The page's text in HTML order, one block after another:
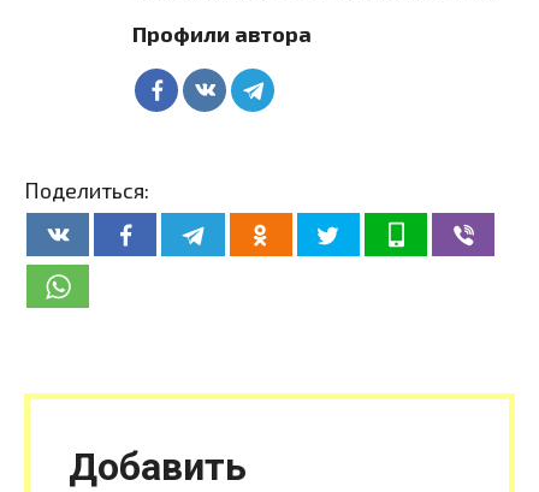
Профили автора
Поделиться:
Добавить